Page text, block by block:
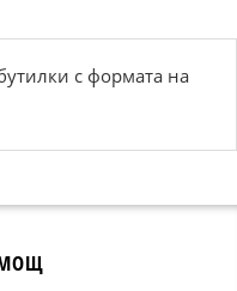
с формата на